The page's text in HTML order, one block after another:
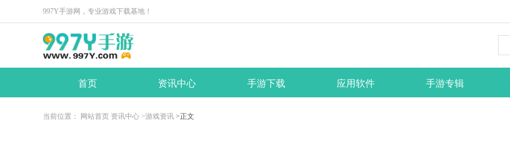
997Y手游网，专业游戏下载基地！
首页 资讯中心 手游下载 应用软件 手游专辑
当前位置： 网站首页 资讯中心 >游戏资讯 >正文